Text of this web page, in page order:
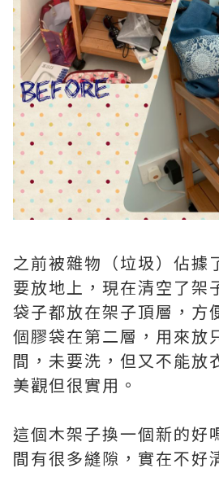
之前被雜物（垃圾）佔據
要放地上，現在清空了架
袋子都放在架子頂層，方
個膠袋在第二層，用來放
間，未要洗，但又不能放
美觀但很實用。
這個木架子換一個新的好
間有很多縫隙，實在不好